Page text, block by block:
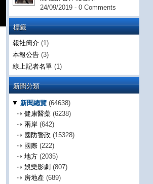
24/09/2019 - 0 Comments
標籤
報社簡介 (1)
本報公告 (3)
線上記者名單 (1)
新聞分類
▼ 新聞總覽 (64638)
⇢ 健康醫藥 (6238)
⇢ 兩岸 (642)
⇢ 國防警政 (15328)
⇢ 國際 (222)
⇢ 地方 (2035)
⇢ 娛樂影劇 (807)
⇢ 房地產 (689)